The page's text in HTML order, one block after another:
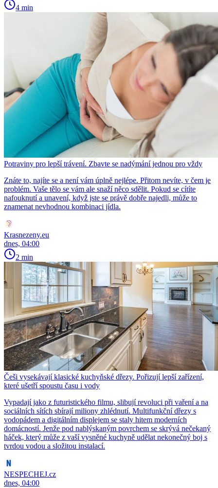
4 min
Potraviny pro lepší trávení. Zbavte se nadýmání jednou pro vždy
Znáte to, najíte se a není vám úplně nejlépe. Přitom nevíte, v čem je
problém. Vaše tělo se vám ale snaží něco sdělit. Pokud se cítíte
nafouknutí a unavení, když jste se právě dobře najedli, může to
znamenat nevhodnou kombinaci jídla.
Krasnezeny.eu
dnes, 04:00
2 min
Češi vysekávají klasické kuchyňské dřezy. Pořizují lepší zařízení,
které ušetří spoustu času i vody
Vypadají jako z futuristického filmu, slibují revoluci při vaření a na
sociálních sítích sbírají miliony zhlédnutí. Multifunkční dřezy s
vodopádem a digitálním displejem se staly hitem moderních
domácností. Jenže pod nablýskaným povrchem se skrývá nečekaný
háček, který může z vaší vysněné kuchyně udělat nekonečný boj s
tvrdou vodou a složitou instalací.
NESPECHEJ.cz
dnes, 04:00